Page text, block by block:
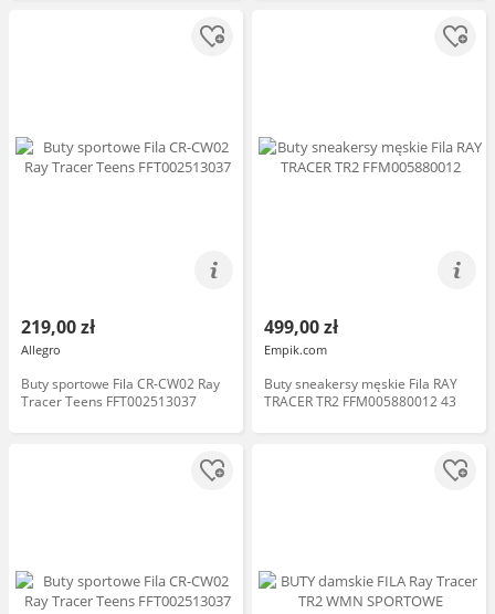
219,00 zł
Allegro
Buty sportowe Fila CR-CW02 Ray
Tracer Teens FFT002513037
499,00 zł
Empik.com
Buty sneakersy męskie Fila RAY
TRACER TR2 FFM005880012 43